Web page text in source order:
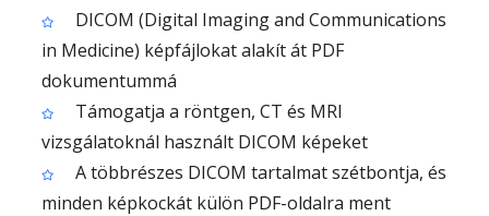
DICOM (Digital Imaging and Communications
in Medicine) képfájlokat alakít át PDF
dokumentummá
Támogatja a röntgen, CT és MRI
vizsgálatoknál használt DICOM képeket
A többrészes DICOM tartalmat szétbontja, és
minden képkockát külön PDF-oldalra ment